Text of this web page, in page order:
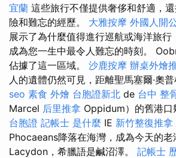
宜蘭 這些旅行不僅提供奢侈和舒適，
險和難忘的經歷。 大雅按摩 外國人開
展示了為什麼值得進行巡航或海洋旅行
成為您一生中最令人難忘的時刻。
佔據了這一區域。 沙鹿按摩 辦桌外燴
人的遺體仍然可見，距離聖馬塞爾·奧
seo 素食 外燴 台胞證新北 de 台中 整
Marcel 后里推拿 Oppidum）的舊港口
台胞證 記帳士 是什麼 IE 新竹整復推拿
Phocaeans降落在海灣，成為今天的老
Lacydon，希臘語是鹹沼澤。 記帳士